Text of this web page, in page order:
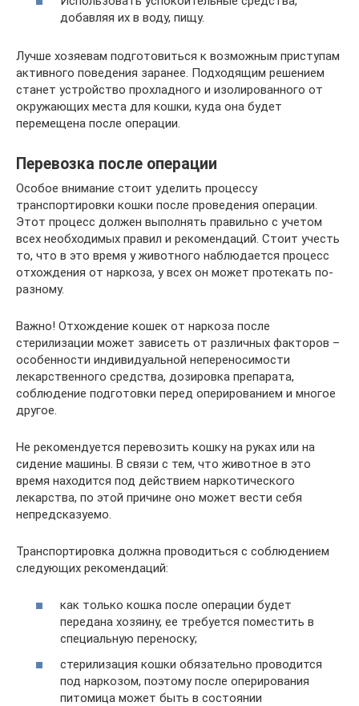
добавляя их в воду, пищу.
Лучше хозяевам подготовиться к возможным приступам
активного поведения заранее. Подходящим решением
станет устройство прохладного и изолированного от
окружающих места для кошки, куда она будет
перемещена после операции.
Перевозка после операции
Особое внимание стоит уделить процессу
транспортировки кошки после проведения операции.
Этот процесс должен выполнять правильно с учетом
всех необходимых правил и рекомендаций. Стоит учесть
то, что в это время у животного наблюдается процесс
отхождения от наркоза, у всех он может протекать по-
разному.
Важно! Отхождение кошек от наркоза после
стерилизации может зависеть от различных факторов –
особенности индивидуальной непереносимости
лекарственного средства, дозировка препарата,
соблюдение подготовки перед оперированием и многое
другое.
Не рекомендуется перевозить кошку на руках или на
сидение машины. В связи с тем, что животное в это
время находится под действием наркотического
лекарства, по этой причине оно может вести себя
непредсказуемо.
Транспортировка должна проводиться с соблюдением
следующих рекомендаций:
как только кошка после операции будет
передана хозяину, ее требуется поместить в
специальную переноску;
стерилизация кошки обязательно проводится
под наркозом, поэтому после оперирования
питомица может быть в состоянии